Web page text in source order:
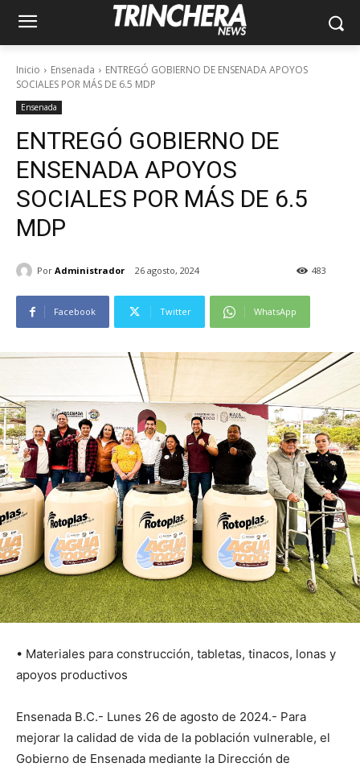
Inicio Ensenada
ENTREGÓ GOBIERNO DE ENSENADA APOYOS
SOCIALES POR MÁS DE 6.5 MDP
Ensenada
ENTREGÓ GOBIERNO DE
ENSENADA APOYOS
SOCIALES POR MÁS DE 6.5
MDP
Por Administrador 26 agosto, 2024 483
Facebook Twitter WhatsApp
• Materiales para construcción, tabletas, tinacos, lonas y
apoyos productivos
Ensenada B.C.- Lunes 26 de agosto de 2024.- Para
mejorar la calidad de vida de la población vulnerable, el
Gobierno de Ensenada mediante la Dirección de